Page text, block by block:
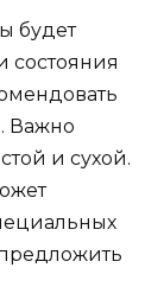
будет
состояния
Важно
и сухой.